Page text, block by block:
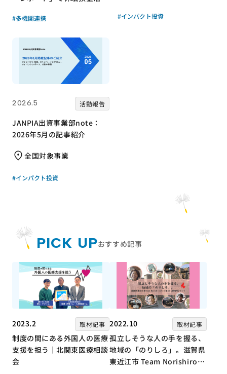
PICK UPおすすめ記事
2023.2 取材記事
制度の間にある外国人の医療
支援を担う｜北関東医療相談
会
2022.10 取材記事
孤立しそうな人の手を握る、
地域の「のりしろ」。滋賀県
東近江市 Team Norishiroの
果物レポート
#多機関連携 #インパクト投資
2026.5 活動報告
JANPIA出資事業部note：
2026年5月の記事紹介
全国対象事業
#インパクト投資